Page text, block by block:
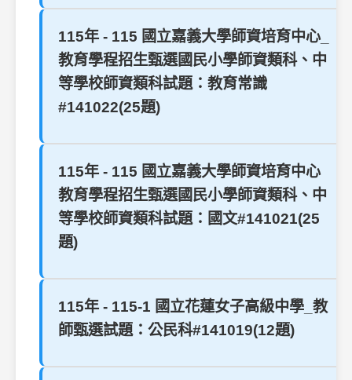
115年 - 115 國立嘉義大學師資培育中心_
教育學程招生甄選國民小學師資類科、中
等學校師資類科試題：教育常識
#141022(25題)
115年 - 115 國立嘉義大學師資培育中心
教育學程招生甄選國民小學師資類科、中
等學校師資類科試題：國文#141021(25
題)
115年 - 115-1 國立花蓮女子高級中學_教
師甄選試題：公民科#141019(12題)